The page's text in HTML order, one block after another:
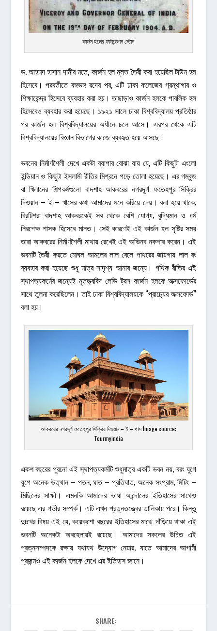
কার্জন হলের ফাউন্ডেশন স্টোন
ড. আহমদ হাসান দানীর মতে, কার্জন হল মূলত তৈরী করা হয়েছিল টাউন হল
হিসেবে। পরবর্তীতে বঙ্গভঙ্গ রদের পর, এটি ঢাকা কলেজের গ্রন্থাগার ও
শিক্ষাকেন্দ্র হিসেবে ব্যবহার করা হয়। তাছাড়াও কার্জন হলকে পাবলিক হল
হিসেবেও ব্যবহার করা হয়েছে। ১৯২১ সালে ঢাকা বিশ্ববিদ্যালয় প্রতিষ্ঠার
পর কার্জন হল বিশ্ববিদ্যালয়ের অধীনে চলে আসে। এরপর থেকে এটি
বিশ্ববিদ্যালয়ের বিজ্ঞান বিভাগের কাজে ব্যবহৃত হয়ে আসছে।
ভবনের নির্মাণশৈলী দেখে একটা ব্যাপার বোঝা যায় যে, এটি কিছুটা এংলো
ইন্ডিয়ান ও কিছুটা ইসলামী রীতির মিশ্রনে গড়ে তোলা হয়েছে। এর গম্বুজ
বা খিলানের শিল্পকর্মগুলো বাদশাহ আকবরের নগরদূর্গ ফতেহপুর সিক্রির
দিওয়ান – ই – খাসের কথা আমাদের মনে করিয়ে দেয়। বলা হয়ে থাকে,
ব্রিটিশরা বাদশাহ আকবরকেই সব থেকে বেশি যোগ্য, বুদ্ধিমান ও ধর্ম
নিরপেক্ষ শাসক হিসেবে মানত। সেই কারণেই এই কার্জন হল সৃষ্টির সময়
তারা আকবরের নির্মাণশৈলী মাথায় রেখেই এই অভিনব নকশার করেন। এই
ভবনটি তৈরী করতে মোঘল আমলের লাল বেলে পাথরের জায়গায় লাল রং
ব্যবহার করা হয়েছে শুধু মাত্র সাদৃশ্য আনার জন্যে। গথিক রীতির এই
স্থাপত্যকর্মের জন্যেই নৃতত্ত্ববিদ লেডি ট্রস কার্জন হলকে অক্সফোর্ডের
সাথে তুলনা করেছিলেন। তাই ঢাকা বিশ্ববিদ্যালয়কে “প্রাচ্যের অক্সফোর্ড”
বলা হয়।
আকবরের নগরদূর্গ ফতেহপুর সিক্রির দিওয়ান – ই – খাস Image source:
Tourmyindia
একশ বছরের পুরনো এই স্থাপত্যকর্মটি শুধুমাত্র একটি ভবন নয়, বরং যুগে
যুগে অনেক উত্থান – পতন, ঘাত – প্রতিঘাত, অনেক সংগ্রাম, মিটিং –
মিছিলের সাক্ষী। এমনকি আমাদের ভাষা আন্দোলের ইতিহাসের সাথেও
রয়েছে এর গভীর সম্পর্ক। এটি এখন প্রত্নতত্ত্বের তালিকায় পরে। কিন্তু
দুঃখের বিষয় এই যে, কয়েকশো বছরের ইতিহাসের মাঝে দাঁড়িয়ে থাকা এই
ভবনটি অনেকটা অবহেলায়ই রয়েছে। আমাদের সকলের উচিত এই
প্রত্নসম্পদকে রক্ষায় যথাযথ উদ্যোগ নেয়ার, যাতে আমাদের আগামী
প্রজন্মও এই কার্জন হলকে দেখে এর ইতিহাস জানে।
SHARE: